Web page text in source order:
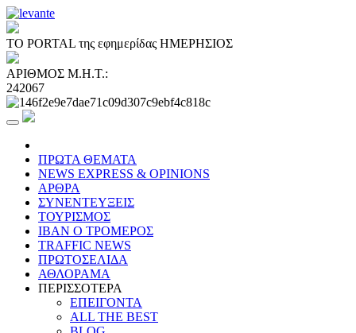
ΤΟ PORTAL της εφημερίδας ΗΜΕΡΗΣΙΟΣ
ΑΡΙΘΜΟΣ Μ.Η.Τ.:
242067
ΠΡΩΤΑ ΘΕΜΑΤΑ
NEWS EXPRESS & OPINIONS
ΑΡΘΡΑ
ΣΥΝΕΝΤΕΥΞΕΙΣ
ΤΟΥΡΙΣΜΟΣ
ΙΒΑΝ Ο ΤΡΟΜΕΡΟΣ
TRAFFIC NEWS
ΠΡΩΤΟΣΕΛΙΔΑ
ΑΘΛΟΡΑΜΑ
ΠΕΡΙΣΣΟΤΕΡΑ
ΕΠΕΙΓΟΝΤΑ
ALL THE BEST